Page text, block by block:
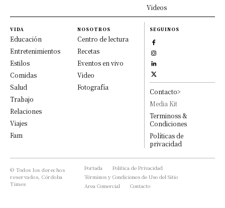
Videos
VIDA
Educación
Entretenimientos
Estilos
Comidas
Salud
Trabajo
Relaciones
Viajes
Fam
NOSOTROS
Centro de lectura
Recetas
Eventos en vivo
Video
Fotografía
SEGUINOS
Contacto>
Media Kit
Terminoss &
Condiciones
Políticas de
privacidad
© Todos los derechos
reservados, Córdoba
Times
Portada
Política de Privacidad
Términos y Condiciones de Uso del Sitio
Area Comercial
Contacto